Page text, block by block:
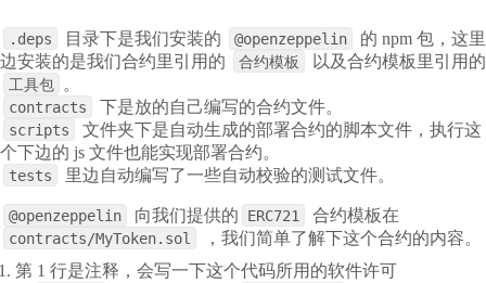
.deps 目录下是我们安装的 @openzeppelin
的 npm 包，这里
边安装的是我们合约里引用的
合约模板 以及合约模板里引用的
工具包 。
contracts 下是放的自己编写的合约文件。
scripts
文件夹下是自动生成的部署合约的脚本文件，执行这
个下边的 js 文件也能实现部署合约。
tests 里边自动编写了一些自动校验的测试文件。
@openzeppelin 向我们提供的 ERC721 合约模板在
contracts/MyToken.sol
，我们简单了解下这个合约的内容。
第 1 行是注释，会写一下这个代码所用的软件许可